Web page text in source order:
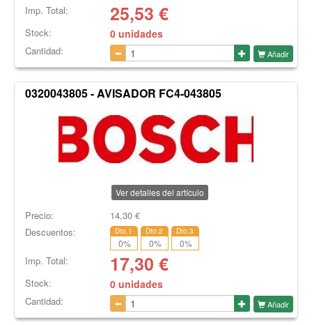
Imp. Total: 25,53 €
Stock: 0 unidades
Cantidad: Añadir
0320043805 - AVISADOR FC4-043805
Ver detalles del artículo
Precio: 14,30€
Descuentos:
Dto.1
0%
Dto.2
0%
Dto.3
0%
Imp. Total: 17,30 €
Stock: 0 unidades
Cantidad: Añadir